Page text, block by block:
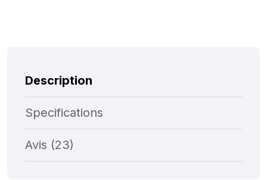
Description
Specifications
Avis (23)